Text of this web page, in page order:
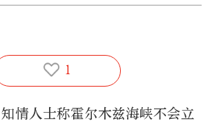
1
知情人士称霍尔木兹海峡不会立